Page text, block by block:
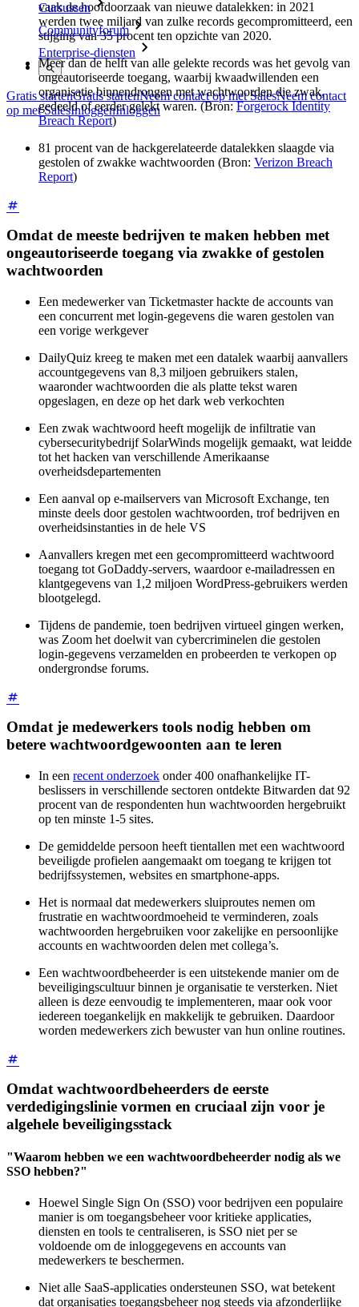
Cursussen
Communityforum
Enterprise-diensten
Gratis startenGratis startenNeem contact op met SalesNeem contact
op met SalesInloggenInloggen
vaak de hoofdoorzaak van nieuwe datalekken: in 2021
werden twee miljard van zulke records gecompromitteerd, een
stijging van 35 procent ten opzichte van 2020.
Meer dan de helft van alle gelekte records was het gevolg van
ongeautoriseerde toegang, waarbij kwaadwillenden een
organisatie binnendrongen met wachtwoorden die zwak,
gedeeld of eerder gelekt waren. (Bron:Forgerock Identity
Breach Report)
81 procent van de hackgerelateerde datalekken slaagde via
gestolen of zwakke wachtwoorden (Bron: Verizon Breach
Report)
Omdat de meeste bedrijven te maken hebben met
ongeautoriseerde toegang via zwakke of gestolen
wachtwoorden
Een medewerker van Ticketmaster hackte de accounts van
een concurrent met login-gegevens die waren gestolen van
een vorige werkgever
DailyQuiz kreeg te maken met een datalek waarbij aanvallers
accountgegevens van 8,3 miljoen gebruikers stalen,
waaronder wachtwoorden die als platte tekst waren
opgeslagen, en deze op het dark web verkochten
Een zwak wachtwoord heeft mogelijk de infiltratie van
cybersecuritybedrijf SolarWinds mogelijk gemaakt, wat leidde
tot het hacken van verschillende Amerikaanse
overheidsdepartementen
Een aanval op e-mailservers van Microsoft Exchange, ten
minste deels door gestolen wachtwoorden, trof bedrijven en
overheidsinstanties in de hele VS
Aanvallers kregen met een gecompromitteerd wachtwoord
toegang tot GoDaddy-servers, waardoor e-mailadressen en
klantgegevens van 1,2 miljoen WordPress-gebruikers werden
blootgelegd.
Tijdens de pandemie, toen bedrijven virtueel gingen werken,
was Zoom het doelwit van cybercriminelen die gestolen
login-gegevens verzamelden en probeerden te verkopen op
ondergrondse forums.
Omdat je medewerkers tools nodig hebben om
betere wachtwoordgewoonten aan te leren
In een recent onderzoek onder 400 onafhankelijke IT-
beslissers in verschillende sectoren ontdekte Bitwarden dat 92
procent van de respondenten hun wachtwoorden hergebruikt
op ten minste 1-5 sites.
De gemiddelde persoon heeft tientallen met een wachtwoord
beveiligde profielen aangemaakt om toegang te krijgen tot
bedrijfssystemen, websites en smartphone-apps.
Het is normaal dat medewerkers sluiproutes nemen om
frustratie en wachtwoordmoeheid te verminderen, zoals
wachtwoorden hergebruiken voor zakelijke en persoonlijke
accounts en wachtwoorden delen met collega’s.
Een wachtwoordbeheerder is een uitstekende manier om de
beveiligingscultuur binnen je organisatie te versterken. Niet
alleen is deze eenvoudig te implementeren, maar ook voor
iedereen toegankelijk en makkelijk te gebruiken. Daardoor
worden medewerkers zich bewuster van hun online routines.
Omdat wachtwoordbeheerders de eerste
verdedigingslinie vormen en cruciaal zijn voor je
algehele beveiligingsstack
"Waarom hebben we een wachtwoordbeheerder nodig als we
SSO hebben?"
Hoewel Single Sign On (SSO) voor bedrijven een populaire
manier is om toegangsbeheer voor kritieke applicaties,
diensten en tools te centraliseren, is SSO niet per se
voldoende om de inloggegevens en accounts van
medewerkers te beschermen.
Niet alle SaaS-applicaties ondersteunen SSO, wat betekent
dat organisaties toegangsbeheer nog steeds via afzonderlijke